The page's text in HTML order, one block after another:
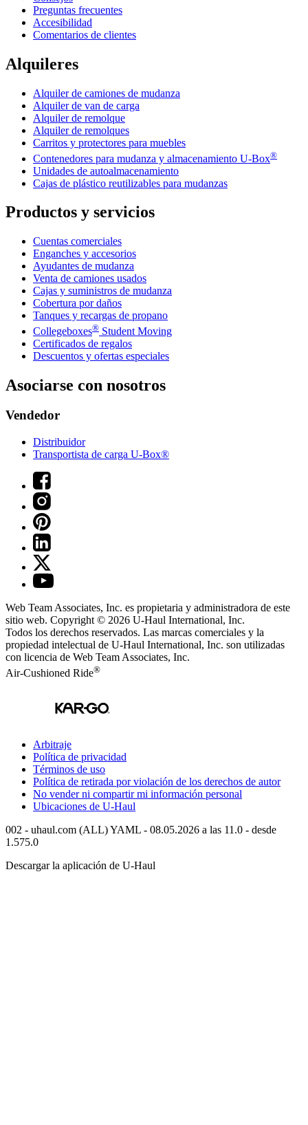
Preguntas frecuentes
Accesibilidad
Comentarios de clientes
Alquileres
Alquiler de camiones de mudanza
Alquiler de van de carga
Alquiler de remolque
Alquiler de remolques
Carritos y protectores para muebles
Contenedores para mudanza y almacenamiento U-Box®
Unidades de autoalmacenamiento
Cajas de plástico reutilizables para mudanzas
Productos y servicios
Cuentas comerciales
Enganches y accesorios
Ayudantes de mudanza
Venta de camiones usados
Cajas y suministros de mudanza
Cobertura por daños
Tanques y recargas de propano
Collegeboxes® Student Moving
Certificados de regalos
Descuentos y ofertas especiales
Asociarse con nosotros
Vendedor
Distribuidor
Transportista de carga U-Box®
Web Team Associates, Inc. es propietaria y administradora de este
sitio web. Copyright © 2026 U-Haul International, Inc.
Todos los derechos reservados. Las marcas comerciales y la
propiedad intelectual de U-Haul International, Inc. son utilizadas
con licencia de Web Team Associates, Inc.
Air-Cushioned Ride®
Arbitraje
Política de privacidad
Términos de uso
Política de retirada por violación de los derechos de autor
No vender ni compartir mi información personal
Ubicaciones de U-Haul
002 - uhaul.com (ALL) YAML - 08.05.2026 a las 11.0 - desde
1.575.0
Descargar la aplicación de U-Haul